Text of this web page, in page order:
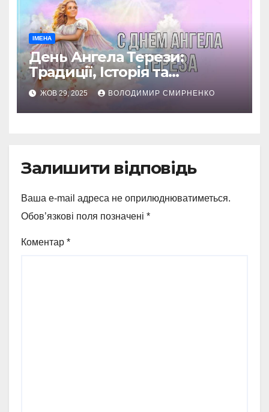
ІМЕНА
День Ангела Терези:
Традиції, Історія та
Святкування в Україні
ЖОВ 29, 2025 ВОЛОДИМИР СМИРНЕНКО
Залишити відповідь
Ваша e-mail адреса не оприлюднюватиметься.
Обов’язкові поля позначені *
Коментар *